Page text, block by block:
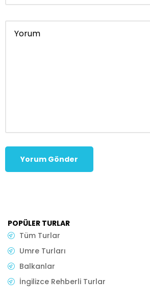
POPÜLER TURLAR
Tüm Turlar
Umre Turları
Balkanlar
İngilizce Rehberli Turlar